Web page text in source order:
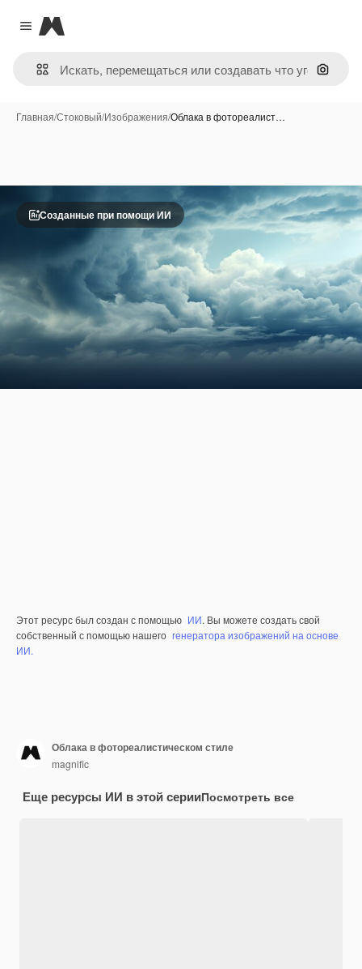
Close menu
Magnific
Поиск
Главная/Стоковый/Изображения/Облака в фотореалист…
Созданные при помощи ИИ
Этот ресурс был создан с помощью ИИ. Вы можете создать свой
собственный с помощью нашего генератора изображений на основе
ИИ.
Облака в фотореалистическом стиле
magnific
Еще ресурсы ИИ в этой серииПосмотреть все